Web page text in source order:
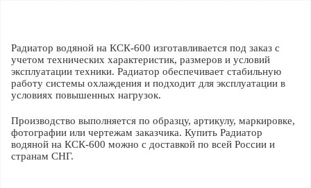
Радиатор водяной на КСК-600 изготавливается под заказ с
учетом технических характеристик, размеров и условий
эксплуатации техники. Радиатор обеспечивает стабильную
работу системы охлаждения и подходит для эксплуатации в
условиях повышенных нагрузок.
Производство выполняется по образцу, артикулу, маркировке,
фотографии или чертежам заказчика. Купить Радиатор
водяной на КСК-600 можно с доставкой по всей России и
странам СНГ.